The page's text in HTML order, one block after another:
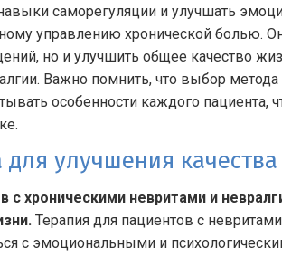
саморегуляции и улучшать
управлению хронической болью.
но и улучшить общее качество
Важно помнить, что выбор метода
особенности каждого пациента,
улучшения
хроническими невритами и
Терапия для пациентов с
с эмоциональными и